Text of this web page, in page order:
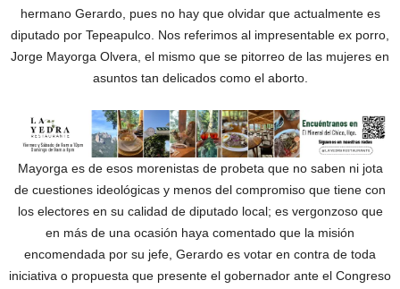
hermano Gerardo, pues no hay que olvidar que actualmente es
diputado por Tepeapulco. Nos referimos al impresentable ex porro,
Jorge Mayorga Olvera, el mismo que se pitorreo de las mujeres en
asuntos tan delicados como el aborto.
Mayorga es de esos morenistas de probeta que no saben ni jota
de cuestiones ideológicas y menos del compromiso que tiene con
los electores en su calidad de diputado local; es vergonzoso que
en más de una ocasión haya comentado que la misión
encomendada por su jefe, Gerardo es votar en contra de toda
iniciativa o propuesta que presente el gobernador ante el Congreso